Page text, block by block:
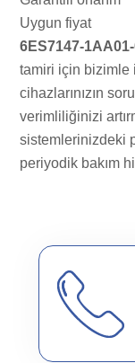
Uygun fiyat
6ES7147-
tamiri için bizimle
cihazlarınızın
verimliliğinizi
sistemlerinizdeki
periyodik bakım